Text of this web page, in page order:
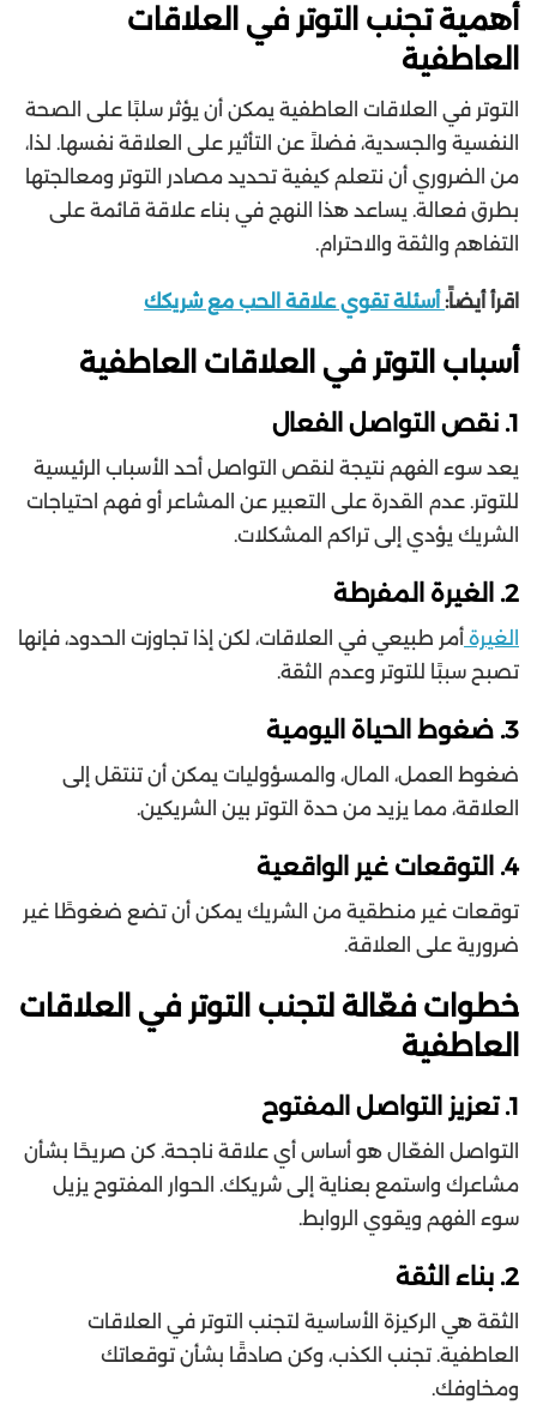
أهمية تجنب التوتر في العلاقات
العاطفية
التوتر في العلاقات العاطفية يمكن أن يؤثر سلبًا على الصحة
النفسية والجسدية، فضلاً عن التأثير على العلاقة نفسها. لذا،
من الضروري أن نتعلم كيفية تحديد مصادر التوتر ومعالجتها
بطرق فعالة. يساعد هذا النهج في بناء علاقة قائمة على
التفاهم والثقة والاحترام.
اقرأ أيضاً:أسئلة تقوي علاقة الحب مع شريكك
أسباب التوتر في العلاقات العاطفية
1. نقص التواصل الفعال
يعد سوء الفهم نتيجة لنقص التواصل أحد الأسباب الرئيسية
للتوتر. عدم القدرة على التعبير عن المشاعر أو فهم احتياجات
الشريك يؤدي إلى تراكم المشكلات.
2. الغيرة المفرطة
الغيرة أمر طبيعي في العلاقات، لكن إذا تجاوزت الحدود، فإنها
تصبح سببًا للتوتر وعدم الثقة.
3. ضغوط الحياة اليومية
ضغوط العمل، المال، والمسؤوليات يمكن أن تنتقل إلى
العلاقة، مما يزيد من حدة التوتر بين الشريكين.
4. التوقعات غير الواقعية
توقعات غير منطقية من الشريك يمكن أن تضع ضغوطًا غير
ضرورية على العلاقة.
خطوات فعّالة لتجنب التوتر في العلاقات
العاطفية
1. تعزيز التواصل المفتوح
التواصل الفعّال هو أساس أي علاقة ناجحة. كن صريحًا بشأن
مشاعرك واستمع بعناية إلى شريكك. الحوار المفتوح يزيل
سوء الفهم ويقوي الروابط.
2. بناء الثقة
الثقة هي الركيزة الأساسية لتجنب التوتر في العلاقات
العاطفية. تجنب الكذب، وكن صادقًا بشأن توقعاتك
ومخاوفك.